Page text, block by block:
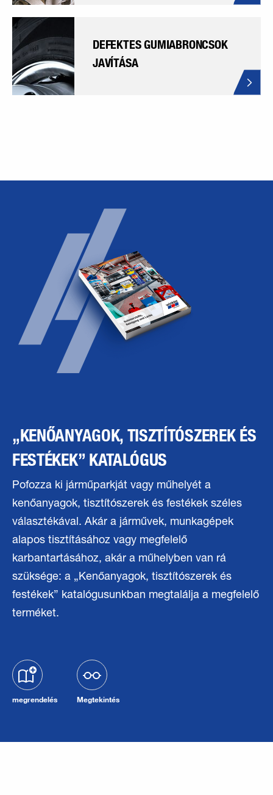
DEFEKTES GUMIABRONCSOK
JAVÍTÁSA
„KENŐANYAGOK, TISZTÍTÓSZEREK ÉS
FESTÉKEK” KATALÓGUS
Pofozza ki járműparkját vagy műhelyét a
kenőanyagok, tisztítószerek és festékek széles
választékával. Akár a járművek, munkagépek
alapos tisztításához vagy megfelelő
karbantartásához, akár a műhelyben van rá
szüksége: a „Kenőanyagok, tisztítószerek és
festékek” katalógusunkban megtalálja a megfelelő
terméket.
megrendelés Megtekintés